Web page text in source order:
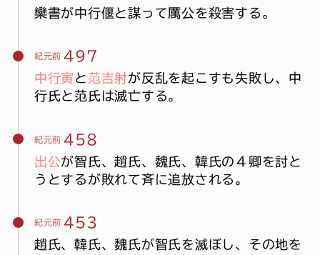
欒書が中行偃と謀って厲公を殺害する。
紀元前 497
中行寅 と 范吉射が反乱を起こすも失敗し、中
行氏と范氏は滅亡する。
紀元前 458
出公が智氏、趙氏、魏氏、韓氏の４卿を討と
うとするが敗れて斉に追放される。
紀元前 453
趙氏、韓氏、魏氏が智氏を滅ぼし、その地を